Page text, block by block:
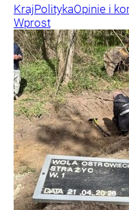
KrajPolitykaOpinie i
Wprost